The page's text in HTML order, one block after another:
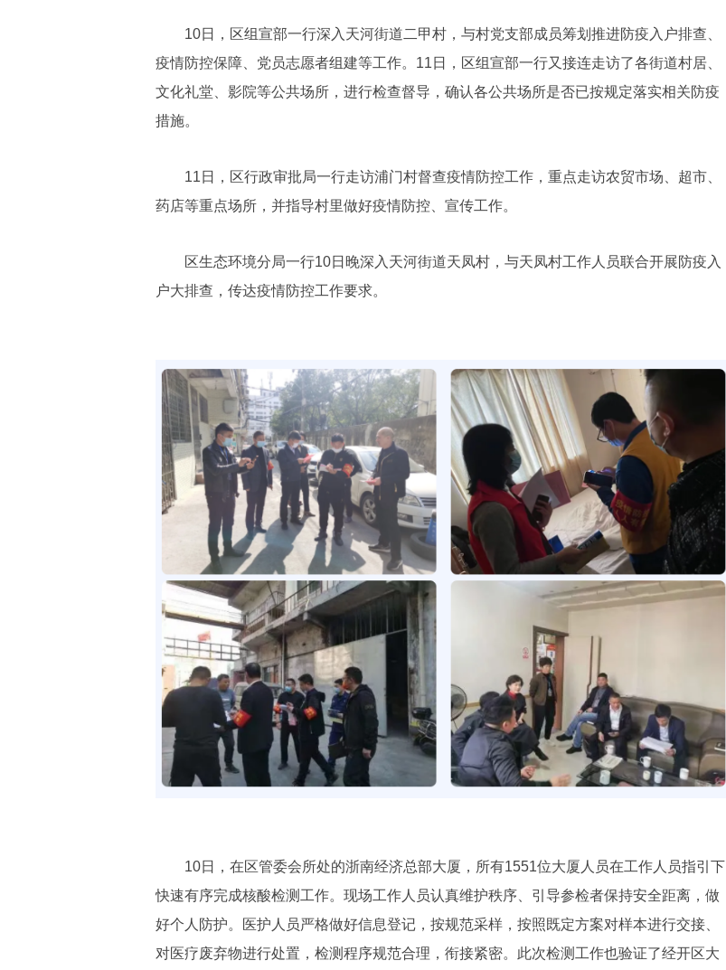
10日，区组宣部一行深入天河街道二甲村，与村党支部成员筹划推进防疫入户排查、
疫情防控保障、党员志愿者组建等工作。11日，区组宣部一行又接连走访了各街道村居、
文化礼堂、影院等公共场所，进行检查督导，确认各公共场所是否已按规定落实相关防疫
措施。
11日，区行政审批局一行走访浦门村督查疫情防控工作，重点走访农贸市场、超市、
药店等重点场所，并指导村里做好疫情防控、宣传工作。
区生态环境分局一行10日晚深入天河街道天凤村，与天凤村工作人员联合开展防疫入
户大排查，传达疫情防控工作要求。
10日，在区管委会所处的浙南经济总部大厦，所有1551位大厦人员在工作人员指引下
快速有序完成核酸检测工作。现场工作人员认真维护秩序、引导参检者保持安全距离，做
好个人防护。医护人员严格做好信息登记，按规范采样，按照既定方案对样本进行交接、
对医疗废弃物进行处置，检测程序规范合理，衔接紧密。此次检测工作也验证了经开区大